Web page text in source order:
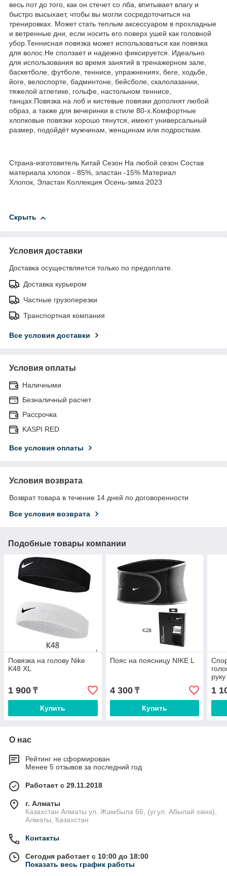
весь пот до того, как он стечет со лба, впитывает влагу и
быстро высыхает, чтобы вы могли сосредоточиться на
тренировках. Может стать теплым аксессуаром в прохладные
и ветренные дни, если носить его поверх ушей как головной
убор.Теннисная повязка может использоваться как повязка
для волос.Не сползает и надежно фиксируется. Идеально
для использования во время занятий в тренажерном зале,
баскетболе, футболе, теннисе, упражнениях, беге, ходьбе,
йоге, велоспорте, бадминтоне, бейсболе, скалолазании,
тяжелой атлетике, гольфе, настольном теннисе,
танцах.Повязка на лоб и кистевые повязки дополнят любой
образ, а также для вечеринки в стиле 80-х.Комфортные
хлопковые повязки хорошо тянутся, имеют универсальный
размер, подойдёт мужчинам, женщинам или подросткам.
Страна-изготовитель Китай Сезон На любой сезон Состав
материала хлопок - 85%, эластан -15% Материал
Хлопок, Эластан Коллекция Осень-зима 2023
Скрыть
Условия доставки
Доставка осуществляется только по предоплате.
Доставка курьером
Частные грузоперезки
Транспортная компания
Все условия доставки
Условия оплаты
Наличными
Безналичный расчет
Рассрочка
KASPI RED
Все условия оплаты
Условия возврата
Возврат товара в течение 14 дней по договоренности
Все условия возврата
Подобные товары компании
Повязка на голову Nike
K48 XL
1 900 ₸
Купить
Пояс на поясницу NIKE L
4 300₸
Купить
руку
1
О нас
Рейтинг не сформирован
Менее 5 отзывов за последний год
Работает с 29.11.2018
г. Алматы
Казахстан Алматы ул. Жамбыла 66, (уг.ул. Абылай хана),
Алматы, Казахстан
Контакты
Сегодня работает с 10:00 до 18:00
Показать весь график работы